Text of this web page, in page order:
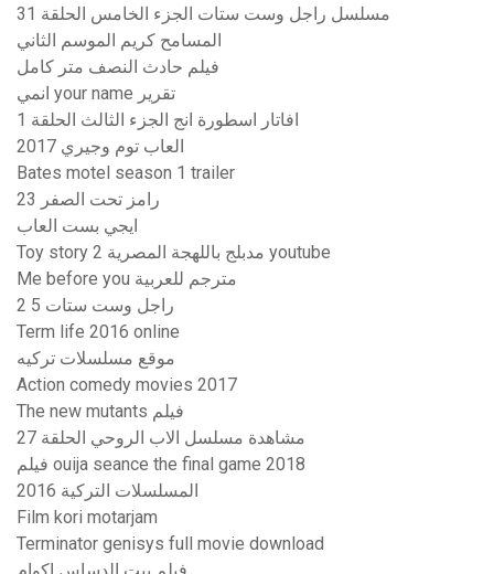
مسلسل راجل وست ستات الجزء الخامس الحلقة 31
المسامح كريم الموسم الثاني
فيلم حادث النصف متر كامل
انمي your name تقرير
افاتار اسطورة انج الجزء الثالث الحلقة 1
العاب توم وجيري 2017
Bates motel season 1 trailer
رامز تحت الصفر 23
ايجي بست العاب
Toy story 2 مدبلج باللهجة المصرية youtube
Me before you مترجم للعربية
راجل وست ستات 5 2
Term life 2016 online
موقع مسلسلات تركيه
Action comedy movies 2017
The new mutants فيلم
مشاهدة مسلسل الاب الروحي الحلقة 27
فيلم ouija seance the final game 2018
المسلسلات التركية 2016
Film kori motarjam
Terminator genisys full movie download